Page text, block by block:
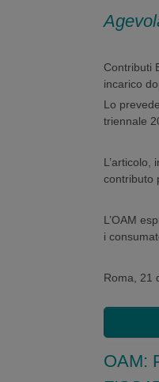
Contributi
incarico
Lo
triennale
L’articolo,
contributo
L’OAM
i
Roma, 21
OAM: